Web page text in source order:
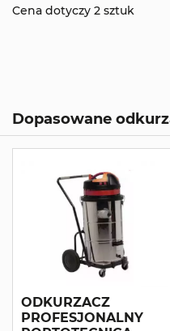
Cena dotyczy 2 sztuk
Dopasowane
ODKURZACZ
PROFESJONALNY